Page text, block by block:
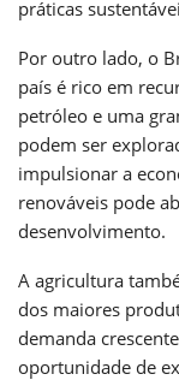
práticas
Por outro lado, o
país é rico em
petróleo e uma
podem ser
impulsionar a
renováveis pode
desenvolvimento.
A agricultura
dos maiores
demanda
oportunidade de